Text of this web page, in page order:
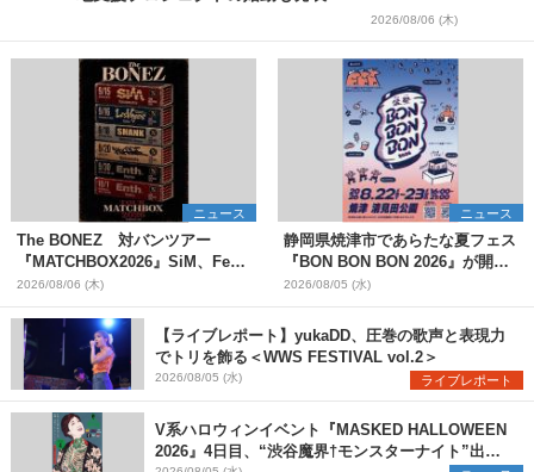
2026/08/06 (木)
ニュース
The BONEZ 対バンツアー
『MATCHBOX2026』SiM、Fear,
and Loathing in Las Vegasら対
バンアーティストを一斉解禁
2026/08/06 (木)
ニュース
静岡県焼津市であらたな夏フェス
『BON BON BON 2026』が開
催 音楽ライブ×盆踊り×DJ×屋台
グルメ×ランタンナイトで彩る2日
間
2026/08/05 (水)
【ライブレポート】yukaDD、圧巻の歌声と表現力
でトリを飾る＜WWS FESTIVAL vol.2＞
2026/08/05 (水) ライブレポート
V系ハロウィンイベント『MASKED HALLOWEEN
2026』4日目、“渋谷魔界†モンスターナイト”出演6